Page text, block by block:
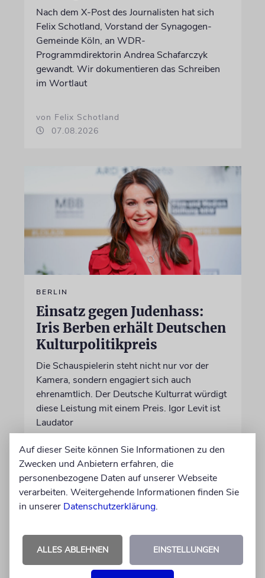
Nach dem X-Post des Journalisten hat sich
Felix Schotland, Vorstand der Synagogen-
Gemeinde Köln, an WDR-
Programmdirektorin Andrea Schafarczyk
gewandt. Wir dokumentieren das Schreiben
im Wortlaut
von Felix Schotland
07.08.2026
BERLIN
Einsatz gegen Judenhass:
Iris Berben erhält Deutschen
Kulturpolitikpreis
Die Schauspielerin steht nicht nur vor der
Kamera, sondern engagiert sich auch
ehrenamtlich. Der Deutsche Kulturrat würdigt
diese Leistung mit einem Preis. Igor Levit ist
Laudator
07.08.2026
Auf dieser Seite können Sie Informationen zu den
Zwecken und Anbietern erfahren, die
personenbezogene Daten auf unserer Webseite
verarbeiten. Weitergehende Informationen finden Sie
in unserer Datenschutzerklärung.
ALLES ABLEHNEN EINSTELLUNGEN